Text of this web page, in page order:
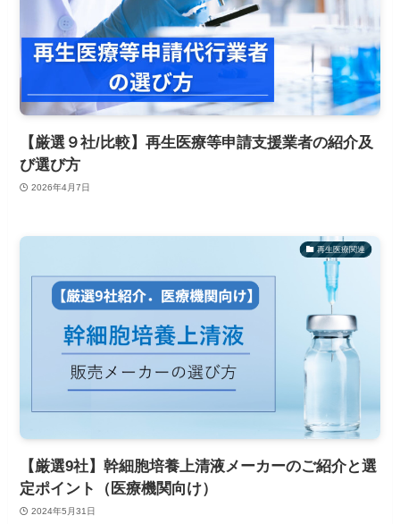
【厳選９社/比較】再生医療等申請支援業者の紹介及
び選び方
2026年4月7日
再生医療関連
【厳選9社】幹細胞培養上清液メーカーのご紹介と選
定ポイント（医療機関向け）
2024年5月31日